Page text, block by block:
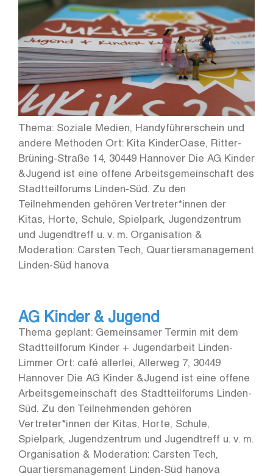
Thema: Soziale Medien, Handyführerschein und
andere Methoden Ort: Kita KinderOase, Ritter-
Brüning-Straße 14, 30449 Hannover Die AG Kinder
&Jugend ist eine offene Arbeitsgemeinschaft des
Stadtteilforums Linden-Süd. Zu den
Teilnehmenden gehören Vertreter*innen der
Kitas, Horte, Schule, Spielpark, Jugendzentrum
und Jugendtreff u. v. m. Organisation &
Moderation: Carsten Tech, Quartiersmanagement
Linden-Süd hanova
AG Kinder & Jugend
Thema geplant: Gemeinsamer Termin mit dem
Stadtteilforum Kinder + Jugendarbeit Linden-
Limmer Ort: café allerlei, Allerweg 7, 30449
Hannover Die AG Kinder &Jugend ist eine offene
Arbeitsgemeinschaft des Stadtteilforums Linden-
Süd. Zu den Teilnehmenden gehören
Vertreter*innen der Kitas, Horte, Schule,
Spielpark, Jugendzentrum und Jugendtreff u. v. m.
Organisation & Moderation: Carsten Tech,
Quartiersmanagement Linden-Süd hanova